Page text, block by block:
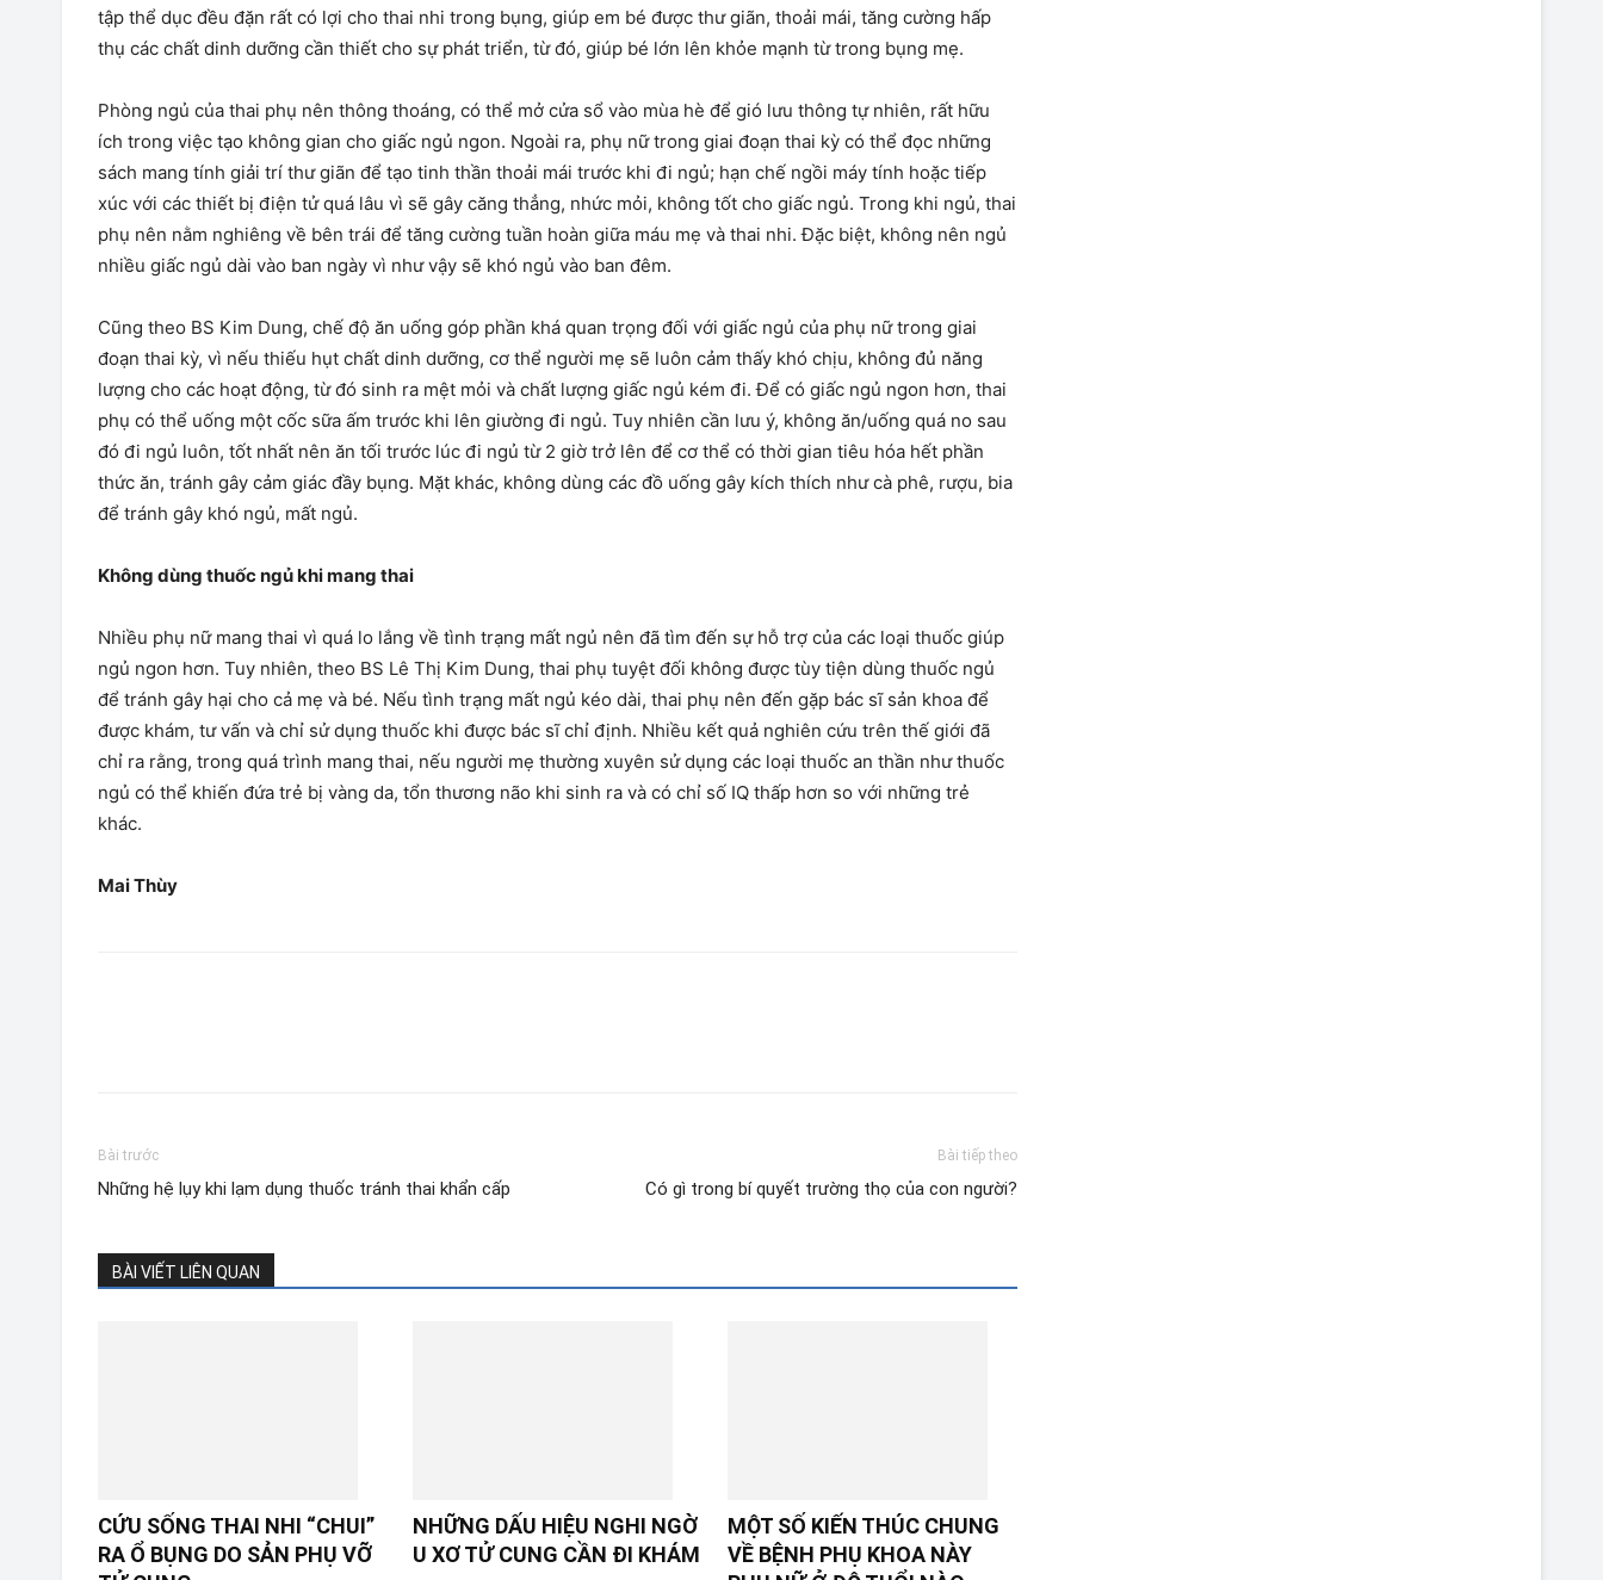
tập thể dục đều đặn rất có lợi cho thai nhi trong bụng, giúp em bé được thư giãn, thoải mái, tăng cường hấp
thụ các chất dinh dưỡng cần thiết cho sự phát triển, từ đó, giúp bé lớn lên khỏe mạnh từ trong bụng mẹ.
Phòng ngủ của thai phụ nên thông thoáng, có thể mở cửa sổ vào mùa hè để gió lưu thông tự nhiên, rất hữu
ích trong việc tạo không gian cho giấc ngủ ngon. Ngoài ra, phụ nữ trong giai đoạn thai kỳ có thể đọc những
sách mang tính giải trí thư giãn để tạo tinh thần thoải mái trước khi đi ngủ; hạn chế ngồi máy tính hoặc tiếp
xúc với các thiết bị điện tử quá lâu vì sẽ gây căng thẳng, nhức mỏi, không tốt cho giấc ngủ. Trong khi ngủ, thai
phụ nên nằm nghiêng về bên trái để tăng cường tuần hoàn giữa máu mẹ và thai nhi. Đặc biệt, không nên ngủ
nhiều giấc ngủ dài vào ban ngày vì như vậy sẽ khó ngủ vào ban đêm.
Cũng theo BS Kim Dung, chế độ ăn uống góp phần khá quan trọng đối với giấc ngủ của phụ nữ trong giai
đoạn thai kỳ, vì nếu thiếu hụt chất dinh dưỡng, cơ thể người mẹ sẽ luôn cảm thấy khó chịu, không đủ năng
lượng cho các hoạt động, từ đó sinh ra mệt mỏi và chất lượng giấc ngủ kém đi. Để có giấc ngủ ngon hơn, thai
phụ có thể uống một cốc sữa ấm trước khi lên giường đi ngủ. Tuy nhiên cần lưu ý, không ăn/uống quá no sau
đó đi ngủ luôn, tốt nhất nên ăn tối trước lúc đi ngủ từ 2 giờ trở lên để cơ thể có thời gian tiêu hóa hết phần
thức ăn, tránh gây cảm giác đầy bụng. Mặt khác, không dùng các đồ uống gây kích thích như cà phê, rượu, bia
để tránh gây khó ngủ, mất ngủ.
Không dùng thuốc ngủ khi mang thai
Nhiều phụ nữ mang thai vì quá lo lắng về tình trạng mất ngủ nên đã tìm đến sự hỗ trợ của các loại thuốc giúp
ngủ ngon hơn. Tuy nhiên, theo BS Lê Thị Kim Dung, thai phụ tuyệt đối không được tùy tiện dùng thuốc ngủ
để tránh gây hại cho cả mẹ và bé. Nếu tình trạng mất ngủ kéo dài, thai phụ nên đến gặp bác sĩ sản khoa để
được khám, tư vấn và chỉ sử dụng thuốc khi được bác sĩ chỉ định. Nhiều kết quả nghiên cứu trên thế giới đã
chỉ ra rằng, trong quá trình mang thai, nếu người mẹ thường xuyên sử dụng các loại thuốc an thần như thuốc
ngủ có thể khiến đứa trẻ bị vàng da, tổn thương não khi sinh ra và có chỉ số IQ thấp hơn so với những trẻ
khác.
Mai Thùy
Bài trước
Những hệ lụy khi lạm dụng thuốc tránh thai khẩn cấp
Bài tiếp theo
Có gì trong bí quyết trường thọ của con người?
BÀI VIẾT LIÊN QUAN
CỨU SỐNG THAI NHI “CHUI”
RA Ổ BỤNG DO SẢN PHỤ VỠ
NHỮNG DẤU HIỆU NGHI NGỜ
U XƠ TỬ CUNG CẦN ĐI KHÁM
MỘT SỐ KIẾN THÚC CHUNG
VỀ BỆNH PHỤ KHOA NÀY